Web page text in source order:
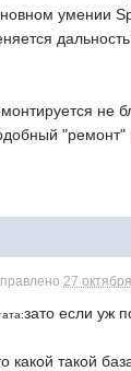
умении
не
"ремонт"
27
зато если уж
какой такой